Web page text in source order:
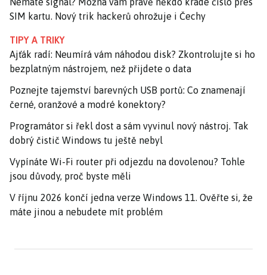
SIM kartu. Nový trik hackerů ohrožuje i Čechy
TIPY A TRIKY
Ajťák radí: Neumírá vám náhodou disk? Zkontrolujte si ho
bezplatným nástrojem, než přijdete o data
Poznejte tajemství barevných USB portů: Co znamenají
černé, oranžové a modré konektory?
Programátor si řekl dost a sám vyvinul nový nástroj. Tak
dobrý čistič Windows tu ještě nebyl
Vypínáte Wi-Fi router při odjezdu na dovolenou? Tohle
jsou důvody, proč byste měli
V říjnu 2026 končí jedna verze Windows 11. Ověřte si, že
máte jinou a nebudete mít problém